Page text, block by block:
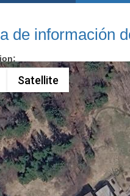
de información
Satellite